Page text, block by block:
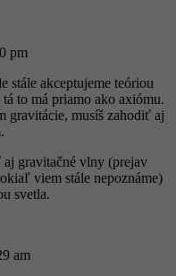
pm
stále akceptujeme teóriou
to má priamo ako axiómu.
gravitácie, musíš zahodiť aj
aj gravitačné vlny (prejav
viem stále nepoznáme)
svetla.
am